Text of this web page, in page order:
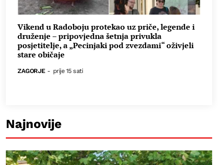
Vikend u Radoboju protekao uz priče, legende i
druženje – pripovjedna šetnja privukla
posjetitelje, a „Pecinjaki pod zvezdami“ oživjeli
stare običaje
ZAGORJE - prije 15 sati
Najnovije